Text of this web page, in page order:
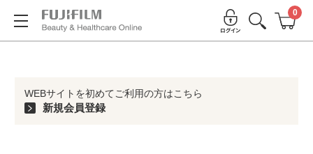
0
WEBサイトを初めてご利用の方はこちら
新規会員登録